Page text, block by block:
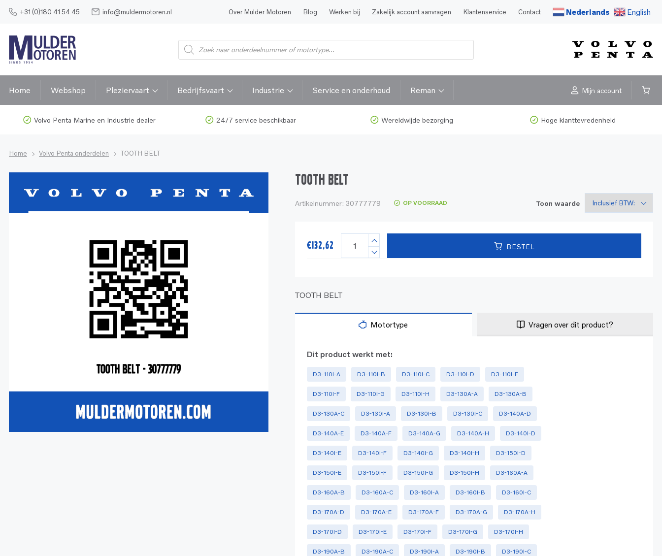
+31 (0)180 41 54 45 info@muldermotoren.nl Over Mulder Motoren Blog Werken bij Zakelijk account aanvragen Klantenservice Contact Nederlands English
Home Webshop Pleziervaart Bedrijfsvaart Industrie Service en onderhoud Reman Mijn account
Volvo Penta Marine en Industrie dealer 24/7 service beschikbaar Wereldwijde bezorging Hoge klanttevredenheid
Home Volvo Penta onderdelen TOOTH BELT
TOOTH BELT
Artikelnummer: 30777779 OP VOORRAAD Toon waarde
€132,62 BESTEL
TOOTH BELT
Motortype Vragen over dit product?
Dit product werkt met:
D3-110I-A D3-110I-B D3-110I-C D3-110I-D D3-110I-E
D3-110I-F D3-110I-G D3-110I-H D3-130A-A D3-130A-B
D3-130A-C D3-130I-A D3-130I-B D3-130I-C D3-140A-D
D3-140A-E D3-140A-F D3-140A-G D3-140A-H D3-140I-D
D3-140I-E D3-140I-F D3-140I-G D3-140I-H D3-150I-D
D3-150I-E D3-150I-F D3-150I-G D3-150I-H D3-160A-A
D3-160A-B D3-160A-C D3-160I-A D3-160I-B D3-160I-C
D3-170A-D D3-170A-E D3-170A-F D3-170A-G D3-170A-H
D3-170I-D D3-170I-E D3-170I-F D3-170I-G D3-170I-H
D3-190A-B D3-190A-C D3-190I-A D3-190I-B D3-190I-C